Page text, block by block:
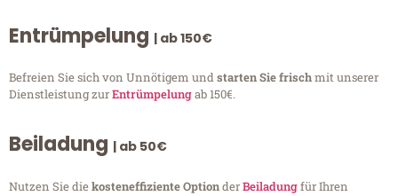
Entrümpelung | ab 150€
Befreien Sie sich von Unnötigem undstarten Sie frischmit unserer
Dienstleistung zurEntrümpelungab 150€.
Beiladung | ab 50€
Nutzen Sie diekosteneffiziente OptionderBeiladungfür Ihren